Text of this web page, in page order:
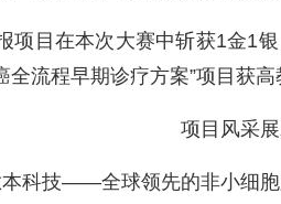
项目在本次大赛中斩获1金1
流程早期诊疗方案”项目获高
项目风采
本科技——全球领先的非小细胞